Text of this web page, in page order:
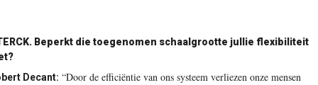
Beperkt die toegenomen schaalgrootte jullie flexibiliteit
Decant: “Door de efficiëntie van ons systeem verliezen onze mensen